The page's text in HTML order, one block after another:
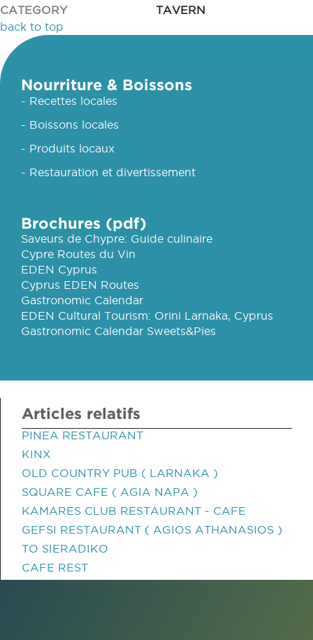
CATEGORY
TAVERN
back to top
Nourriture & Boissons
- Recettes locales
- Boissons locales
- Produits locaux
- Restauration et divertissement
Brochures (pdf)
Saveurs de Chypre: Guide culinaire
Cypre Routes du Vin
EDEN Cyprus
Cyprus EDEN Routes
Gastronomic Calendar
EDEN Cultural Tourism: Orini Larnaka, Cyprus
Gastronomic Calendar Sweets&Pies
Articles relatifs
PINEA RESTAURANT
KINX
OLD COUNTRY PUB ( LARNAKA )
SQUARE CAFE ( AGIA NAPA )
KAMARES CLUB RESTAURANT - CAFE
GEFSI RESTAURANT ( AGIOS ATHANASIOS )
TO SIERADIKO
CAFE REST